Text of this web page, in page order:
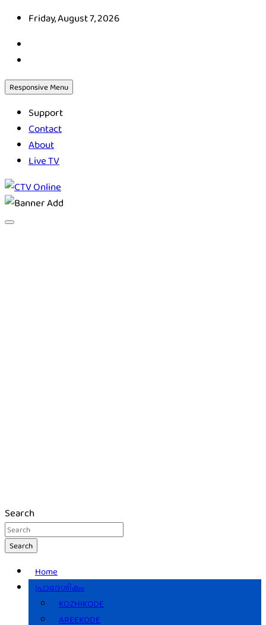
Skip
content
Friday, August 7, 2026
Responsive Menu
Support
Contact
About
Live TV
CTV Online
Search
Search
Home
പ്രാദേശികം
KOZHIKODE
AREEKODE